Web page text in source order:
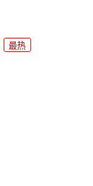
最热